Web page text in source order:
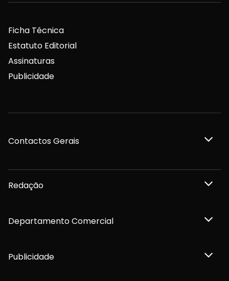
Ficha Técnica
Estatuto Editorial
Assinaturas
Publicidade
Contactos Gerais
Redação
Departamento Comercial
Publicidade